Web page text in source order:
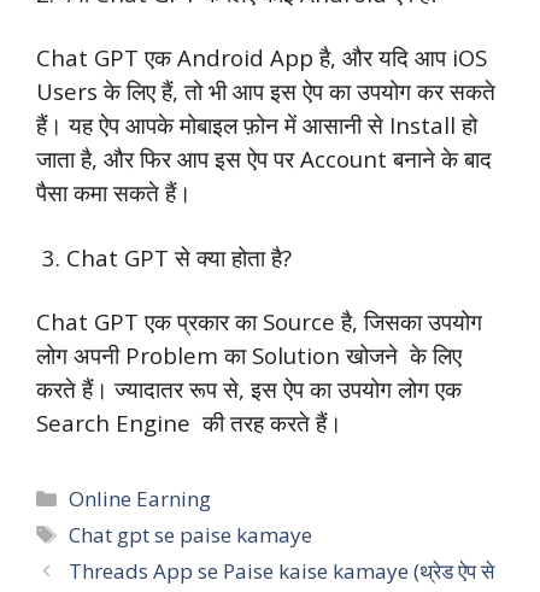
Chat GPT एक Android App है, और यदि आप iOS
Users के लिए हैं, तो भी आप इस ऐप का उपयोग कर सकते
हैं। यह ऐप आपके मोबाइल फ़ोन में आसानी से Install हो
जाता है, और फिर आप इस ऐप पर Account बनाने के बाद
पैसा कमा सकते हैं।
3. Chat GPT से क्या होता है?
Chat GPT एक प्रकार का Source है, जिसका उपयोग
लोग अपनी Problem का Solution खोजने के लिए
करते हैं। ज्यादातर रूप से, इस ऐप का उपयोग लोग एक
Search Engine की तरह करते हैं।
Categories
Online Earning
Tags
Chat gpt se paise kamaye
Threads App se Paise kaise kamaye (थ्रेड ऐप से